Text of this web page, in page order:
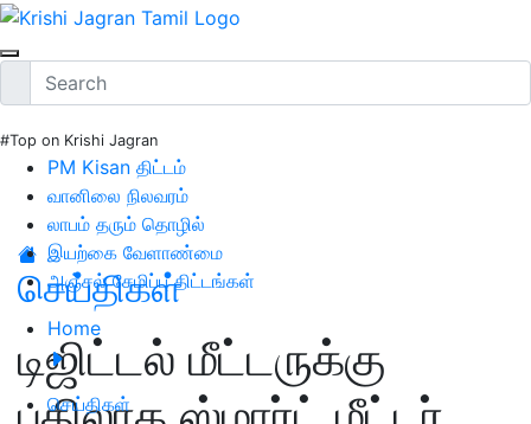
#Top on Krishi Jagran
PM Kisan திட்டம்
வானிலை நிலவரம்
லாபம் தரும் தொழில்
இயற்கை வேளாண்மை
அஞ்சல் சேமிப்பு திட்டங்கள்
Home
செய்திகள்
செய்திகள்
டிஜிட்டல் மீட்டருக்கு